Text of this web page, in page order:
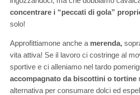
concentrare i “peccati di gola”
solo!
Approfittiamone anche a merenda,
vita attiva! Se il lavoro ci costringe al
sportive e ci alleniamo nel tardo
accompagnato da biscottini o tortine
alternativa per consumare dolci ed